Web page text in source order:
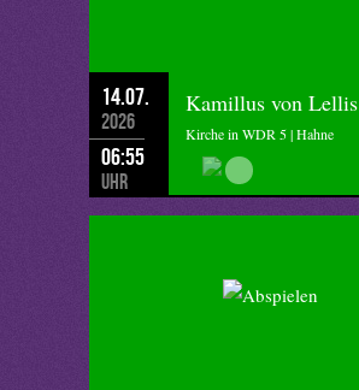
14.07.
2026
06:55
Uhr
Kamillus von Lellis
Kirche in WDR 5 | Hahne